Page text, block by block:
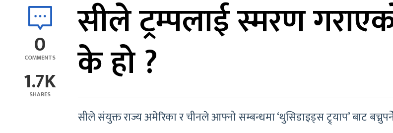
0
COMMENTS
1.7K
SHARES
सीले ट्रम्पलाई स्मरण
के हो ?
सीले संयुक्त राज्य अमेरिका र चीनले आफ्नो सम्बन्धमा ‘थुसिडाइड्स ट्र्याप’ बाट